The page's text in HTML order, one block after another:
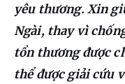
yêu thương. Xin
Ngài, thay vì
tổn thương được
thể được giải cứu